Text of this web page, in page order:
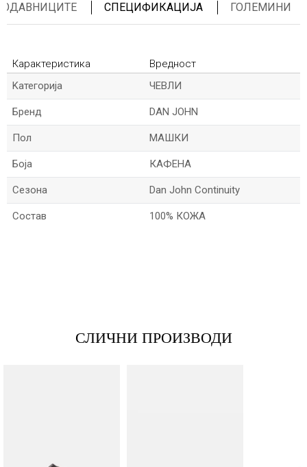
СПЕЦИФИКАЦИЈА ГОЛЕМИНИ
Карактеристика
Вредност
Kатегорија
ЧЕВЛИ
Бренд DAN JOHN
Пол МАШКИ
Боја КАФЕНА
Сезона Dan John Continuity
Состав 100% КОЖА
СЛИЧНИ ПРОИЗВОДИ